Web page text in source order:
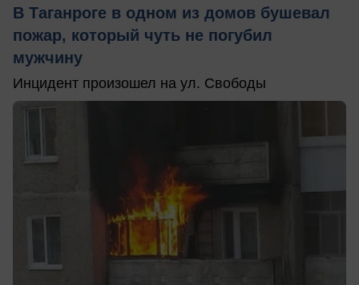
В Таганроге в одном из домов бушевал
пожар, который чуть не погубил
мужчину
Инцидент произошел на ул. Свободы